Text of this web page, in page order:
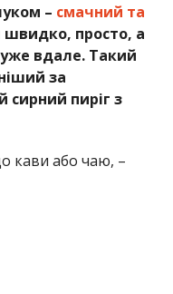
– смачний та
швидко, просто, а
вдале. Такий
за
сирний пиріг з
кави або чаю, –